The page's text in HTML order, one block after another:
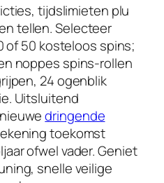
tijdslimieten plu
tellen. Selecteer
of 50 kosteloos spins;
noppes spins-rollen
24 ogenblik
Uitsluitend
dringende
toekomst
ofwel vader. Geniet
snelle veilige